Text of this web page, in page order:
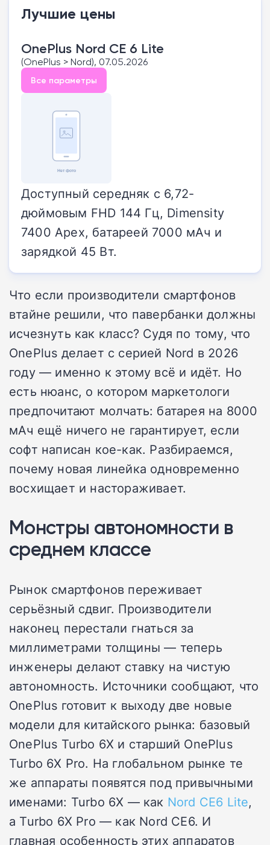
Лучшие цены
OnePlus Nord CE 6 Lite
(OnePlus > Nord), 07.05.2026
Все параметры
Доступный середняк с 6,72-
дюймовым FHD 144 Гц, Dimensity
7400 Apex, батареей 7000 мАч и
зарядкой 45 Вт.
Что если производители смартфонов
втайне решили, что павербанки должны
исчезнуть как класс? Судя по тому, что
OnePlus делает с серией Nord в 2026
году — именно к этому всё и идёт. Но
есть нюанс, о котором маркетологи
предпочитают молчать: батарея на 8000
мАч ещё ничего не гарантирует, если
софт написан кое-как. Разбираемся,
почему новая линейка одновременно
восхищает и настораживает.
Монстры автономности в
среднем классе
Рынок смартфонов переживает
серьёзный сдвиг. Производители
наконец перестали гнаться за
миллиметрами толщины — теперь
инженеры делают ставку на чистую
автономность. Источники сообщают, что
OnePlus готовит к выходу две новые
модели для китайского рынка: базовый
OnePlus Turbo 6X и старший OnePlus
Turbo 6X Pro. На глобальном рынке те
же аппараты появятся под привычными
именами: Turbo 6X — как Nord CE6 Lite,
а Turbo 6X Pro — как Nord CE6. И
главная особенность этих аппаратов